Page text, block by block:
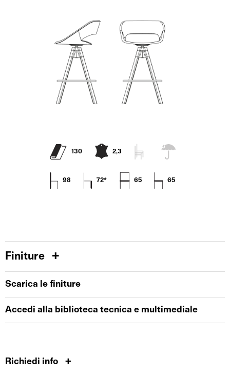
130 2,3
98 72* 65 65
Finiture
Scarica le finiture
Accedi alla biblioteca tecnica e multimediale
Richiedi info